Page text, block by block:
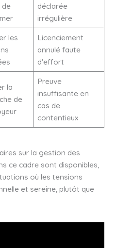
de
déclarée
irrégulière
les
Licenciement
annulé faute
d’effort
la
de
Preuve
insuffisante en
cas de
contentieux
sur la gestion des
ce cadre sont disponibles,
où les tensions
et sereine, plutôt que